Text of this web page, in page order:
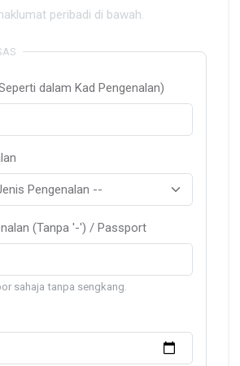
peribadi di bawah.
dalam Kad Pengenalan)
(Tanpa '-') / Passport
sahaja tanpa sengkang.